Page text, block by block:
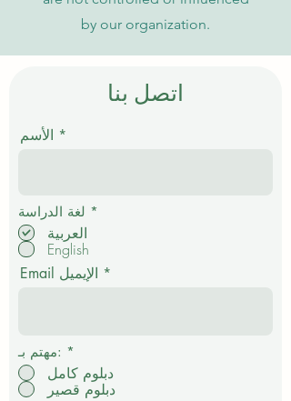
by our organization.
اتصل بنا
الأسم
لغة الدراسة *
م
العربية
English
Email الإيميل
مهتم بـ: *
دبلوم كامل
دبلوم قصير